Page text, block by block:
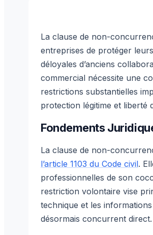
La clause de non-
entreprises de protéger
déloyales d’anciens
commercial nécessite une
restrictions substantielles
protection légitime et liberté
Fondements
La clause de non-
l’article 1103 du Code civil.
professionnelles de son
restriction volontaire vise
technique et les
désormais concurrent direct.